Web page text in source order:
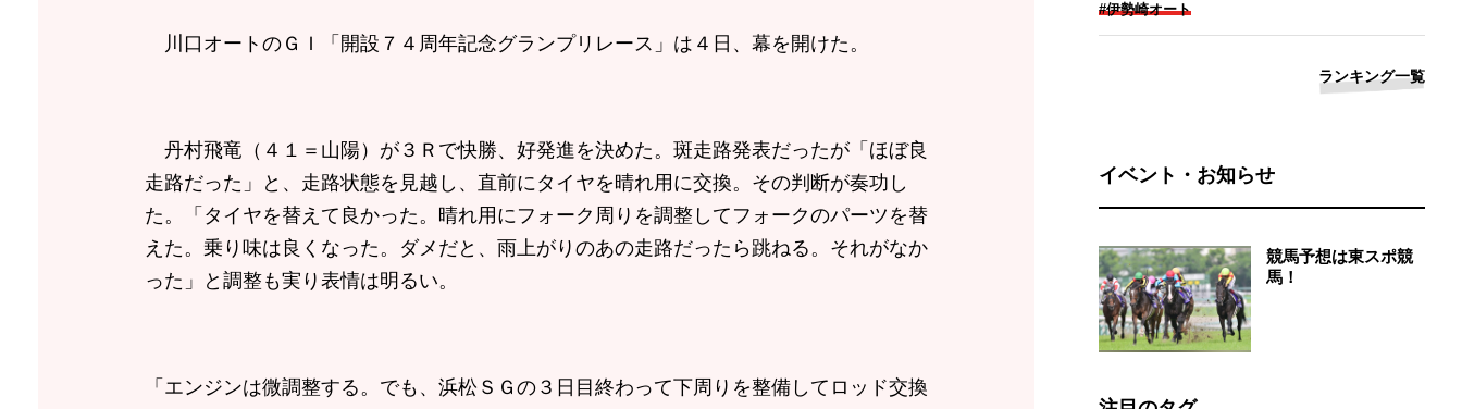
川口オートのＧＩ「開設７４周年記念グランプリレース」は４日、幕を開けた。
丹村飛竜（４１＝山陽）が３Ｒで快勝、好発進を決めた。斑走路発表だったが「ほぼ良
走路だった」と、走路状態を見越し、直前にタイヤを晴れ用に交換。その判断が奏功し
た。「タイヤを替えて良かった。晴れ用にフォーク周りを調整してフォークのパーツを替
えた。乗り味は良くなった。ダメだと、雨上がりのあの走路だったら跳ねる。それがなか
った」と調整も実り表情は明るい。
「エンジンは微調整する。でも、浜松ＳＧの３日目終わって下周りを整備してロッド交換
#伊勢崎オート
ランキング一覧
イベント・お知らせ
競馬予想は東スポ競
馬！